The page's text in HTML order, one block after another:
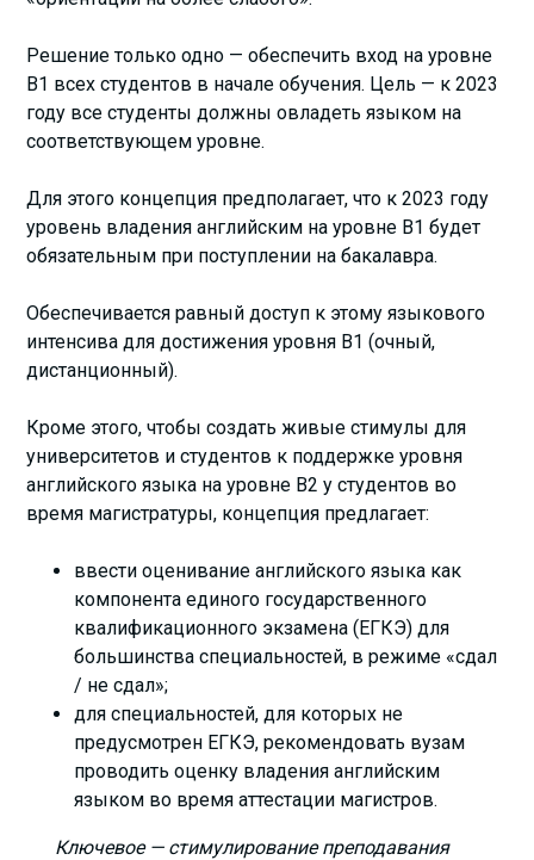
Решение только одно — обеспечить вход на уровне
В1 всех студентов в начале обучения. Цель — к 2023
году все студенты должны овладеть языком на
соответствующем уровне.
Для этого концепция предполагает, что к 2023 году
уровень владения английским на уровне В1 будет
обязательным при поступлении на бакалавра.
Обеспечивается равный доступ к этому языкового
интенсива для достижения уровня В1 (очный,
дистанционный).
Кроме этого, чтобы создать живые стимулы для
университетов и студентов к поддержке уровня
английского языка на уровне В2 у студентов во
время магистратуры, концепция предлагает:
ввести оценивание английского языка как
компонента единого государственного
квалификационного экзамена (ЕГКЭ) для
большинства специальностей, в режиме «сдал
/ не сдал»;
для специальностей, для которых не
предусмотрен ЕГКЭ, рекомендовать вузам
проводить оценку владения английским
языком во время аттестации магистров.
Ключевое — стимулирование преподавания